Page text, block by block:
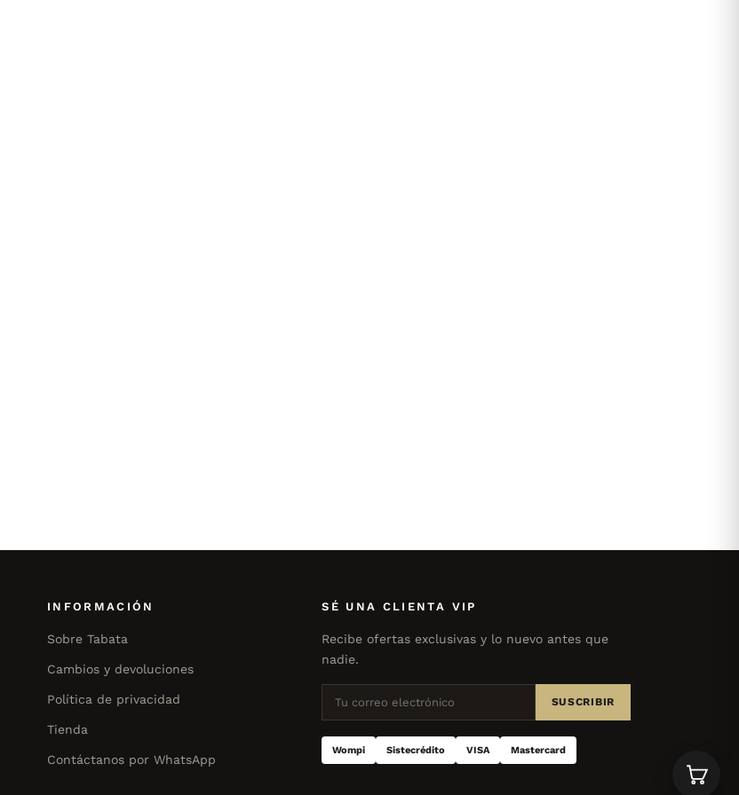
INFORMACIÓN
Sobre Tabata
Cambios y devoluciones
Política de privacidad
Tienda
Contáctanos por WhatsApp
SÉ UNA CLIENTA VIP
Recibe ofertas exclusivas y lo nuevo antes que
nadie.
SUSCRIBIR
Wompi Sistecrédito VISA Mastercard